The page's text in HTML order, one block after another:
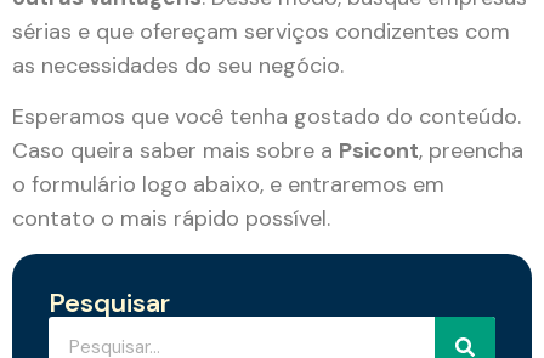
sérias e que ofereçam serviços condizentes com
as necessidades do seu negócio.
Esperamos que você tenha gostado do conteúdo.
Caso queira saber mais sobre a Psicont, preencha
o formulário logo abaixo, e entraremos em
contato o mais rápido possível.
Pesquisar